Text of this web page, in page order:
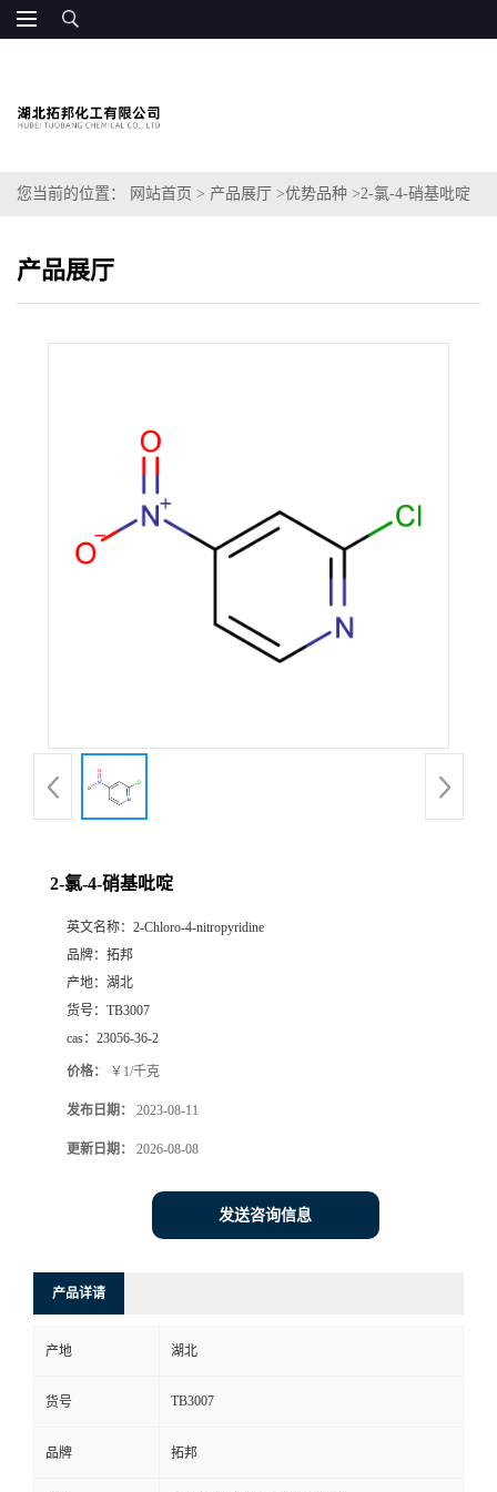
您当前的位置： 网站首页 > 产品展厅 >优势品种 >2-氯-4-硝基吡啶
产品展厅
2-氯-4-硝基吡啶
英文名称： 2-Chloro-4-nitropyridine
品牌： 拓邦
产地： 湖北
货号： TB3007
cas： 23056-36-2
价格： ￥1/千克
发布日期： 2023-08-11
更新日期： 2026-08-08
发送咨询信息
产品详请
产地 湖北
货号 TB3007
品牌 拓邦